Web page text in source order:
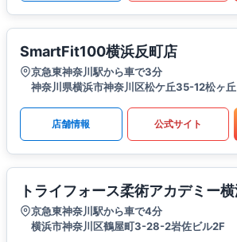
SmartFit100横浜反町店
京急東神奈川駅から車で3分
神奈川県横浜市神奈川区松ケ丘35-12松ヶ
店舗情報 公式サイト
トライフォース柔術アカデミー
京急東神奈川駅から車で4分
横浜市神奈川区鶴屋町3-28-2岩佐ビル2F